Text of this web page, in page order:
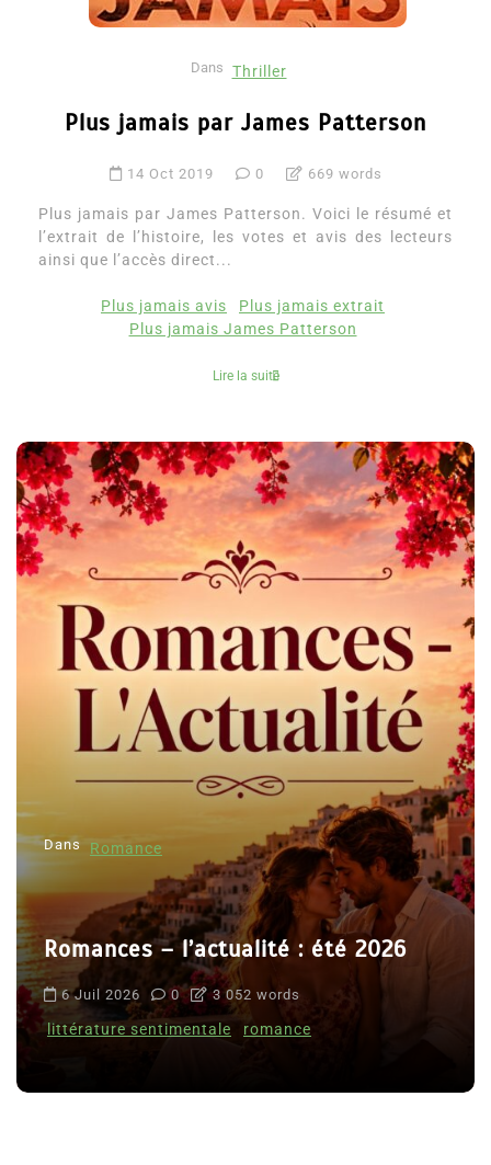
Dans Thriller
Plus jamais par James Patterson
14 Oct 2019 0 669 words
Plus jamais par James Patterson. Voici le résumé et
l’extrait de l’histoire, les votes et avis des lecteurs
ainsi que l’accès direct...
Plus jamais avis
Plus jamais extrait
Plus jamais James Patterson
Lire la suite
Dans Romance
Romances – l’actualité : été 2026
6 Juil 2026 0 3 052 words
littérature sentimentale romance